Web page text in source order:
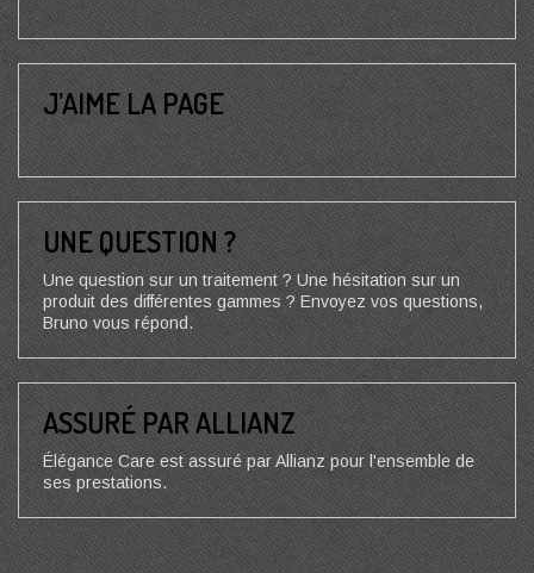
J’AIME LA PAGE
UNE QUESTION ?
Une question sur un traitement ? Une hésitation sur un
produit des différentes gammes ? Envoyez vos questions,
Bruno vous répond.
ASSURÉ PAR ALLIANZ
Élégance Care est assuré par Allianz pour l'ensemble de
ses prestations.